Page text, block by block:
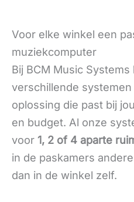
Voor elke winkel een
muziekcomputer
Bij BCM Music
verschillende systemen
oplossing die past bij
en budget. Al onze
voor 1, 2 of 4 aparte
in de paskamers
dan in de winkel zelf.